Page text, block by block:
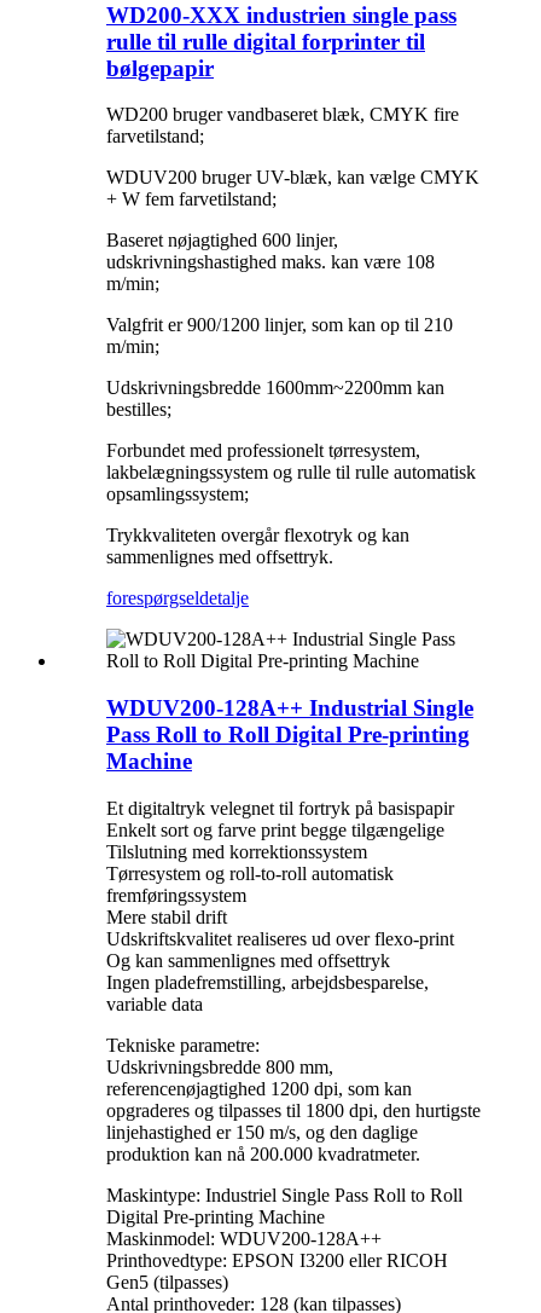
WD200-XXX industrien single pass
rulle til rulle digital forprinter til
bølgepapir
WD200 bruger vandbaseret blæk, CMYK fire
farvetilstand;
WDUV200 bruger UV-blæk, kan vælge CMYK
+ W fem farvetilstand;
Baseret nøjagtighed 600 linjer,
udskrivningshastighed maks. kan være 108
m/min;
Valgfrit er 900/1200 linjer, som kan op til 210
m/min;
Udskrivningsbredde 1600mm~2200mm kan
bestilles;
Forbundet med professionelt tørresystem,
lakbelægningssystem og rulle til rulle automatisk
opsamlingssystem;
Trykkvaliteten overgår flexotryk og kan
sammenlignes med offsettryk.
forespørgseldetalje
WDUV200-128A++ Industrial Single
Pass Roll to Roll Digital Pre-printing
Machine
Et digitaltryk velegnet til fortryk på basispapir
Enkelt sort og farve print begge tilgængelige
Tilslutning med korrektionssystem
Tørresystem og roll-to-roll automatisk
fremføringssystem
Mere stabil drift
Udskriftskvalitet realiseres ud over flexo-print
Og kan sammenlignes med offsettryk
Ingen pladefremstilling, arbejdsbesparelse,
variable data
Tekniske parametre:
Udskrivningsbredde 800 mm,
referencenøjagtighed 1200 dpi, som kan
opgraderes og tilpasses til 1800 dpi, den hurtigste
linjehastighed er 150 m/s, og den daglige
produktion kan nå 200.000 kvadratmeter.
Maskintype: Industriel Single Pass Roll to Roll
Digital Pre-printing Machine
Maskinmodel: WDUV200-128A++
Printhovedtype: EPSON I3200 eller RICOH
Gen5 (tilpasses)
Antal printhoveder: 128 (kan tilpasses)